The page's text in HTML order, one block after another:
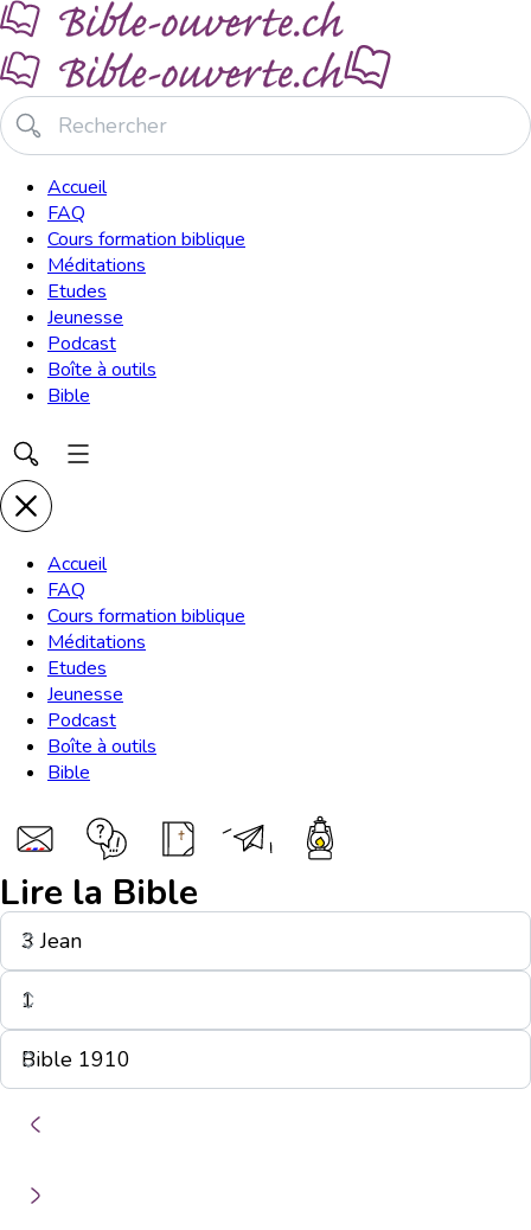
Accueil
FAQ
Cours formation biblique
Méditations
Etudes
Jeunesse
Podcast
Boîte à outils
Bible
Accueil
FAQ
Cours formation biblique
Méditations
Etudes
Jeunesse
Podcast
Boîte à outils
Bible
Lire la Bible